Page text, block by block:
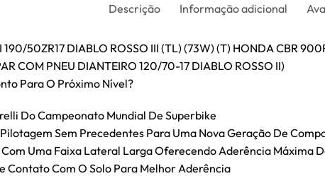
Descrição Informação adicional
190/50ZR17 DIABLO ROSSO III (TL) (73W) (T) HONDA CBR
COM PNEU DIANTEIRO 120/70-17 DIABLO ROSSO II)
Para O Próximo Nível?
Do Campeonato Mundial De Superbike
Sem Precedentes Para Uma Nova Geração De
Uma Faixa Lateral Larga Oferecendo Aderência Máxima
Contato Com O Solo Para Melhor Aderência